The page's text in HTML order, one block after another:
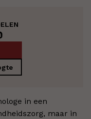
in een
maar in